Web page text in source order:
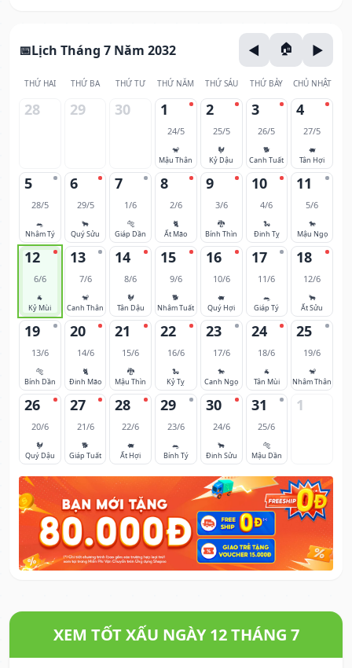
Lịch Tháng 7 Năm 2032
THỨ HAI THỨ BA THỨ TƯ THỨ NĂM THỨ SÁU THỨ BẢY CHỦ NHẬT
28 29 30 1
24/5
🐒
Mậu Thân
2
25/5
🐓
Kỷ Dậu
3
26/5
🐕
Canh Tuất
4
27/5
🐖
Tân Hợi
5
28/5
🐀
Nhâm Tý
6
29/5
🐂
Quý Sửu
7
1/6
🐅
Giáp Dần
8
2/6
🐈
Ất Mão
9
3/6
🐉
Bính Thìn
10
4/6
🐍
Đinh Tỵ
11
5/6
🐎
Mậu Ngọ
12
6/6
🐐
Kỷ Mùi
13
7/6
🐒
Canh Thân
14
8/6
🐓
Tân Dậu
15
9/6
🐕
Nhâm Tuất
16
10/6
🐖
Quý Hợi
17
11/6
🐀
Giáp Tý
18
12/6
🐂
Ất Sửu
19
13/6
🐅
Bính Dần
20
14/6
🐈
Đinh Mão
21
15/6
🐉
Mậu Thìn
22
16/6
🐍
Kỷ Tỵ
23
17/6
🐎
Canh Ngọ
24
18/6
🐐
Tân Mùi
25
19/6
🐒
Nhâm Thân
26
20/6
🐓
Quý Dậu
27
21/6
🐕
Giáp Tuất
28
22/6
🐖
Ất Hợi
29
23/6
🐀
Bính Tý
30
24/6
🐂
Đinh Sửu
31
25/6
🐅
Mậu Dần
1
XEM TỐT XẤU NGÀY 12 THÁNG 7